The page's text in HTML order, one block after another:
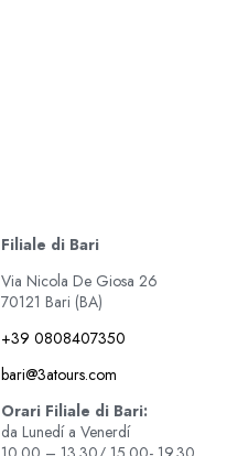
Filiale di Bari
Via Nicola De Giosa 26
70121 Bari (BA)
+39 0808407350
bari@3atours.com
Orari Filiale di Bari:
da Lunedí a Venerdí